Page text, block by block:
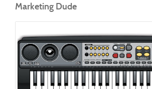
Marketing Dude